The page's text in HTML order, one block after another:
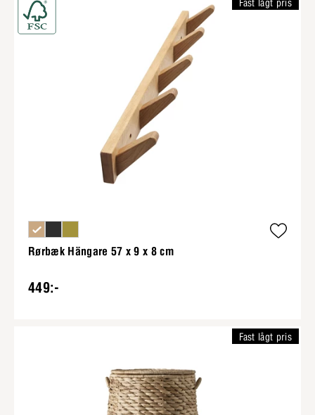
Rørbæk Hängare 57 x 9 x 8 cm
449:-
Fast lågt pris
Fast lågt pris